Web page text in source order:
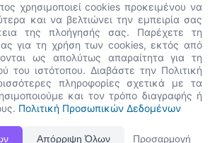
συμβατή με τις νεότερες εκδόσεις, Google Chrome, Mozilla Firefox,
Explorer.
👋 Καλώς ήρθες! Είμαι η Νόησις.
Πες μου πώς μπορώ να σε βοηθήσω
σήμερα.
χρησιμοποιεί cookies προκειμένου να
και να βελτιώνει την εμπειρία σας
της πλοήγησής σας. Παρέχετε τη
για τη χρήση των cookies, εκτός από
ως απολύτως απαραίτητα για τη
του ιστότοπου. Διαβάστε την Πολιτική
πληροφορίες σχετικά με τα
και τον τρόπο διαγραφής ή
Πολιτική Προσωπικών Δεδομένων
Απόρριψη Όλων Προσαρμογή